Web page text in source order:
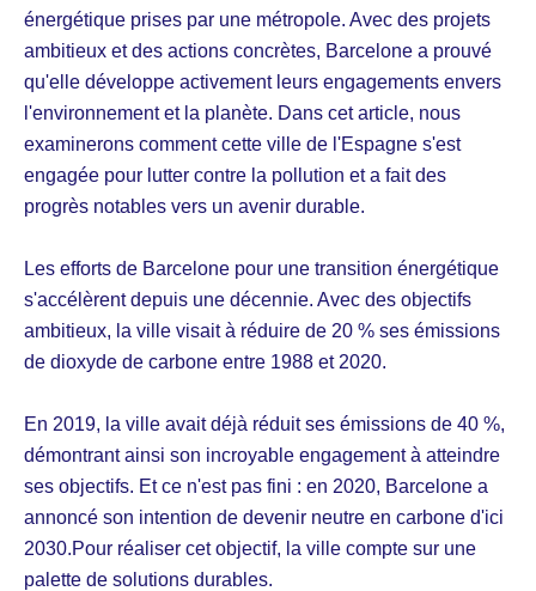
énergétique prises par une métropole. Avec des projets
ambitieux et des actions concrètes, Barcelone a prouvé
qu'elle développe activement leurs engagements envers
l'environnement et la planète. Dans cet article, nous
examinerons comment cette ville de l'Espagne s'est
engagée pour lutter contre la pollution et a fait des
progrès notables vers un avenir durable.
Les efforts de Barcelone pour une transition énergétique
s'accélèrent depuis une décennie. Avec des objectifs
ambitieux, la ville visait à réduire de 20 % ses émissions
de dioxyde de carbone entre 1988 et 2020.
En 2019, la ville avait déjà réduit ses émissions de 40 %,
démontrant ainsi son incroyable engagement à atteindre
ses objectifs. Et ce n'est pas fini : en 2020, Barcelone a
annoncé son intention de devenir neutre en carbone d'ici
2030.Pour réaliser cet objectif, la ville compte sur une
palette de solutions durables.